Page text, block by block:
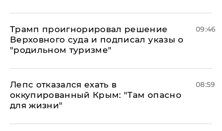
Трамп проигнорировал решение
Верховного суда и подписал указы о
"родильном туризме"
09:46
Лепс отказался ехать в
оккупированный Крым: "Там опасно
для жизни"
08:59